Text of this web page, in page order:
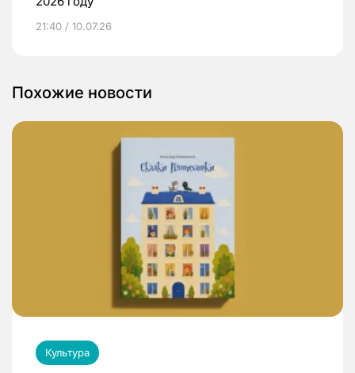
21:40 / 10.07.26
Похожие новости
Культура